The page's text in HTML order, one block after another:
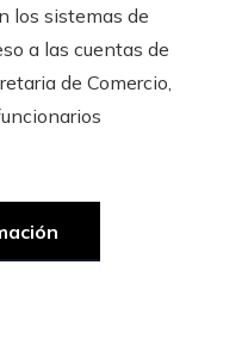
los sistemas de
a las cuentas de
de Comercio,